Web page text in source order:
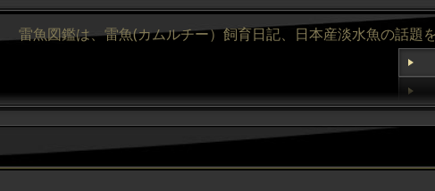
雷魚図鑑は、雷魚(カムルチー）飼育日記、日本産淡水魚の話題